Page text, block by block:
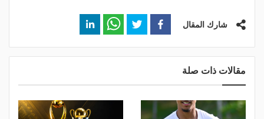
شارك المقال
مقالات ذات صلة